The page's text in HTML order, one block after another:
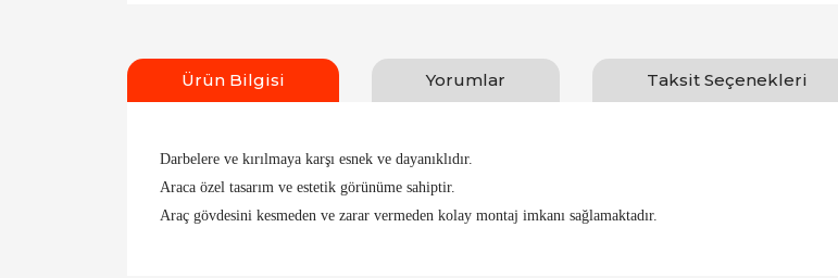
Ürün Bilgisi Yorumlar Taksit Seçenekleri
Darbelere ve kırılmaya karşı esnek ve dayanıklıdır.
Araca özel tasarım ve estetik görünüme sahiptir.
Araç gövdesini kesmeden ve zarar vermeden kolay montaj imkanı sağlamaktadır.